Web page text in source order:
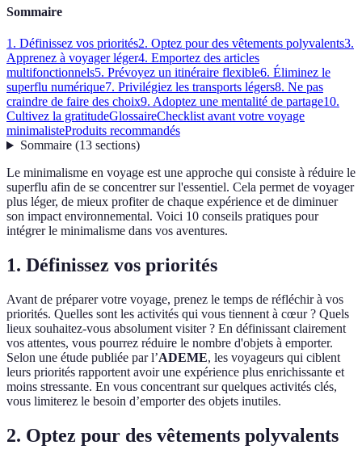
Sommaire
1. Définissez vos priorités2. Optez pour des vêtements polyvalents3.
Apprenez à voyager léger4. Emportez des articles
multifonctionnels5. Prévoyez un itinéraire flexible6. Éliminez le
superflu numérique7. Privilégiez les transports légers8. Ne pas
craindre de faire des choix9. Adoptez une mentalité de partage10.
Cultivez la gratitudeGlossaireChecklist avant votre voyage
minimalisteProduits recommandés
Sommaire(13 sections)
Le minimalisme en voyage est une approche qui consiste à réduire le
superflu afin de se concentrer sur l'essentiel. Cela permet de voyager
plus léger, de mieux profiter de chaque expérience et de diminuer
son impact environnemental. Voici 10 conseils pratiques pour
intégrer le minimalisme dans vos aventures.
1. Définissez vos priorités
Avant de préparer votre voyage, prenez le temps de réfléchir à vos
priorités. Quelles sont les activités qui vous tiennent à cœur ? Quels
lieux souhaitez-vous absolument visiter ? En définissant clairement
vos attentes, vous pourrez réduire le nombre d'objets à emporter.
Selon une étude publiée par l’ADEME, les voyageurs qui ciblent
leurs priorités rapportent avoir une expérience plus enrichissante et
moins stressante. En vous concentrant sur quelques activités clés,
vous limiterez le besoin d’emporter des objets inutiles.
2. Optez pour des vêtements polyvalents